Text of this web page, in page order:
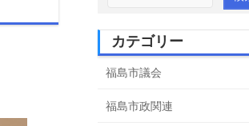
カテゴリー
福島市議会
福島市政関連